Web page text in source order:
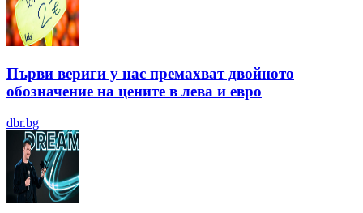
Първи вериги у нас премахват двойното
обозначение на цените в лева и евро
dbr.bg